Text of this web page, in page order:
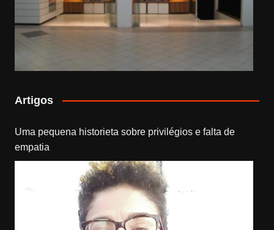
Artigos
Uma pequena historieta sobre privilégios e falta de
empatia